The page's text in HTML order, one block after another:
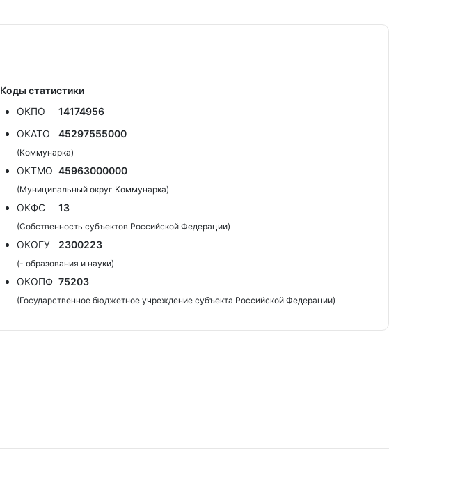
Коды статистики
ОКПО
14174956
ОКАТО
45297555000
(Коммунарка)
ОКТМО 45963000000
(Муниципальный округ Коммунарка)
ОКФС 13
(Собственность субъектов Российской Федерации)
ОКОГУ 2300223
(- образования и науки)
ОКОПФ 75203
(Государственное бюджетное учреждение субъекта Российской Федерации)